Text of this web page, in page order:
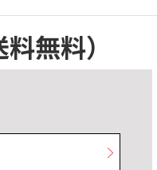
料無料）